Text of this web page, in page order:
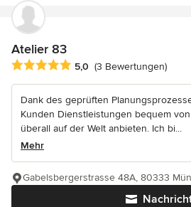
Atelier 83
Durchschnittliche Bewertung: 5 von
5,0 (3 Bewertungen)
Dank des geprüften
Kunden Dienstleistungen bequem
überall auf der Welt anbieten. Ich bi...
Mehr
Gabelsbergerstrasse 48A, 80333